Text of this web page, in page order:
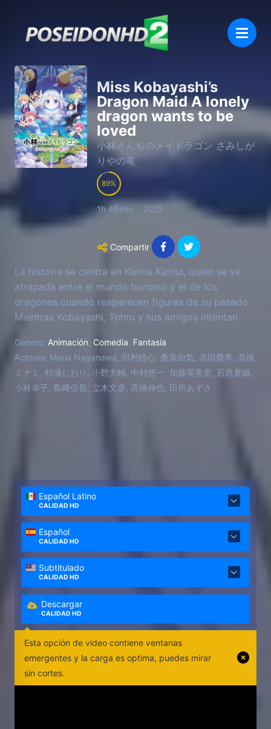
Miss Kobayashi’s
Dragon Maid A lonely
dragon wants to be
loved
小林さんちのメイドラゴン さみしが
りやの竜
89
1h 45min 2025
Compartir
La historia se centra en Kanna Kamui, quien se ve
atrapada entre el mundo humano y el de los
dragones cuando reaparecen figuras de su pasado.
Mientras Kobayashi, Tohru y sus amigos intentan
sobre su identidad, su familia y el lugar al que
realmente pertenece. La película profundiza
especialmente en la relación entre Kanna y su padre,
mezclando comedia, fantasía y momentos emotivos.
Genero: Animación Comedia Fantasía
Actores: Maria Naganawa, 田村睦心, 桑原由気, 高田憂希, 髙橋
ミナミ, 杉浦しおり, 小野大輔, 中村悠一, 加藤英美里, 石原夏織,
小林幸子, 島﨑信長, 立木文彦, 高橋伸也, 田所あずさ
Español Latino
CALIDAD HD
Español
CALIDAD HD
Subtitulado
CALIDAD HD
Descargar
CALIDAD HD
Esta opción de video contiene ventanas
emergentes y la carga es optima, puedes mirar
sin cortes.